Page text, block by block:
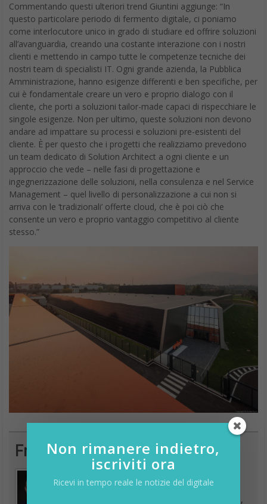
Commentando questi ulteriori trend Giuntini aggiunge: “In
questo particolare periodo di fermento digitale, ci poniamo
come interlocutore unico in grado di studiare ed offrire soluzioni
all’avanguardia, creando una costante interazione con i nostri
clienti e mettendo in campo tutte le competenze tecniche dei
nostri team di specialisti IT. Ogni grande azienda, la Pubblica
Amministrazione, hanno esigenze differenti e ben specifiche, per
cui è fondamentale creare un vero e proprio dialogo con il
cliente, che porti a soluzioni tailor-made capaci di rispecchiare le
singole esigenze. Non per ultimo, queste soluzioni non devono
andare ad impattare su processi e soluzioni pre-esistenti del
cliente. È per questo che i progetti che realizziamo prevedono
un team dedicato di Solution Architect a ogni cliente e un
approccio che vede – nelle fasi di progettazione e
ingegnerizzazione delle soluzioni, nella consulenza e nel Service
Management – quel livello di personalizzazione a cui non si
arriva con le ‘tradizionali’ offerte cloud, che è poi ciò che
consente un vero e proprio vantaggio competitivo al cliente
stesso.”
Francesco Marino
Giornalista esperto di tecnologia, da oltre 20
anni si occupa di innovazione, mondo digitale,
Non rimanere indietro,
iscriviti ora
Ricevi in tempo reale le notizie del digitale